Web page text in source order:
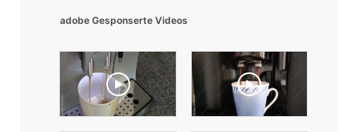
adobe Gesponserte Videos